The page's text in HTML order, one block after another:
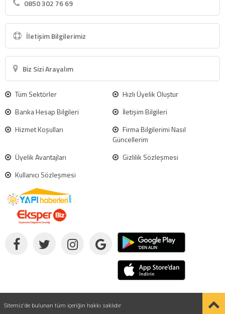
0850 302 76 69
İletişim Bilgilerimiz
Biz Sizi Arayalım
Tüm Sektörler
Hızlı Üyelik Oluştur
Banka Hesap Bilgileri
İletişim Bilgileri
Hizmet Koşulları
Firma Bilgilerimi Nasıl
Güncellerim
Üyelik Avantajları
Gizlilik Sözleşmesi
Kullanıcı Sözleşmesi
Sitemiz'de bulunan tüm içeriğin hakkı saklıdır